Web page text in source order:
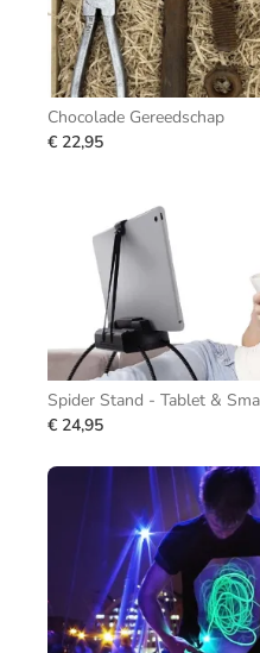
Chocolade Gereedschap
€ 22,95
Spider Stand - Tablet &
€ 24,95